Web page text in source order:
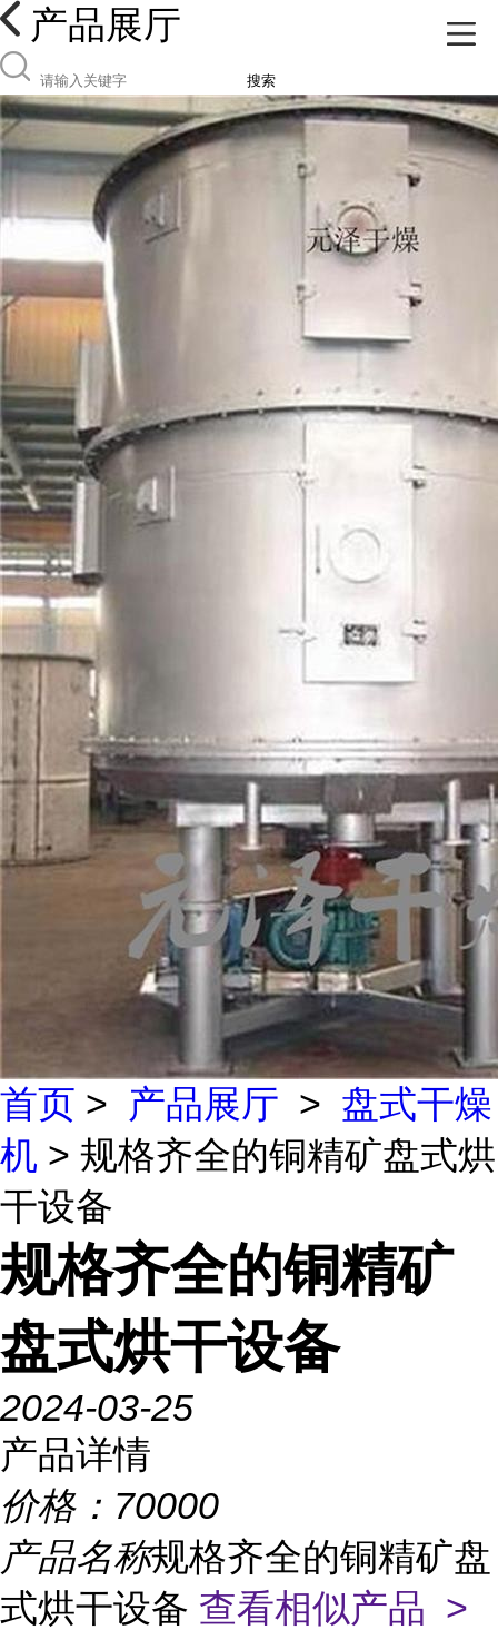
产品展厅
搜索
首页 > 产品展厅 > 盘式干燥
机 > 规格齐全的铜精矿盘式烘
干设备
规格齐全的铜精矿
盘式烘干设备
2024-03-25
产品详情
价格： 70000
产品名称规格齐全的铜精矿盘
式烘干设备 查看相似产品 >